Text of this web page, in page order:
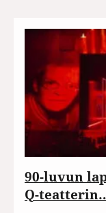
90-luvun
Q-